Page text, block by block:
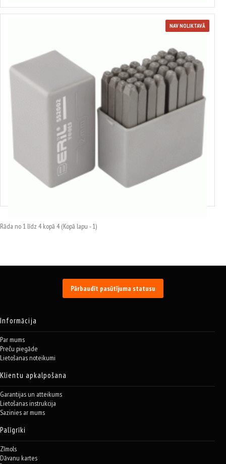
NAV NOLIKTAVĀ
Izvēlēties variantus
Rāda no 1 līdz 4 kopā 4 (Kopā lapu - 1)
Pārbaudīt pasūtījuma statusu
Informācija
Par mums
Preču piegāde
Lietošanas noteikumi
Klientu apkalpošana
Garantijas un atteikums
Lietošanas instrukcija
Sazinies ar mums
Palīgrīki
Zīmols
Dāvanu kartes